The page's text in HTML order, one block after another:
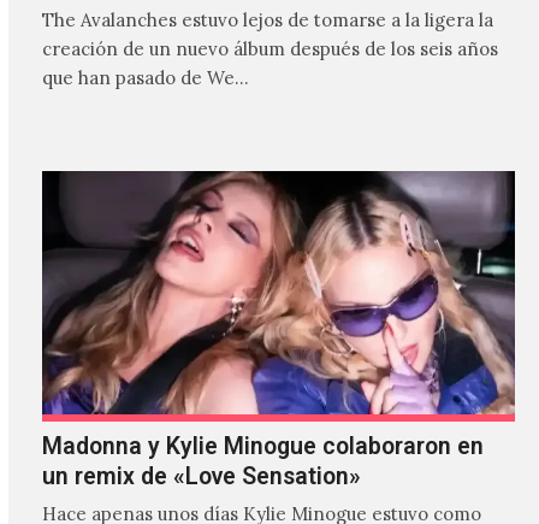
The Avalanches estuvo lejos de tomarse a la ligera la
creación de un nuevo álbum después de los seis años
que han pasado de We…
Madonna y Kylie Minogue colaboraron en
un remix de «Love Sensation»
Hace apenas unos días Kylie Minogue estuvo como